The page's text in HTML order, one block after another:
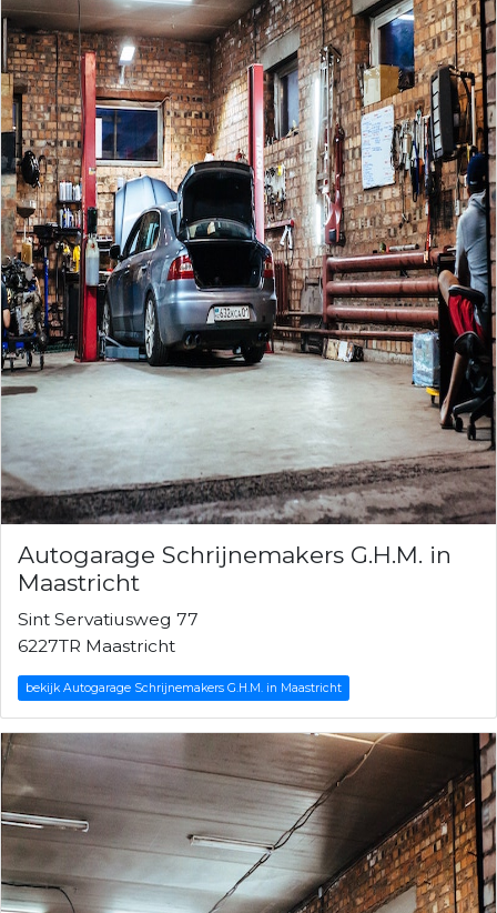
Autogarage Schrijnemakers G.H.M. in
Maastricht
Sint Servatiusweg 77
6227TR Maastricht
bekijk Autogarage Schrijnemakers G.H.M. in Maastricht